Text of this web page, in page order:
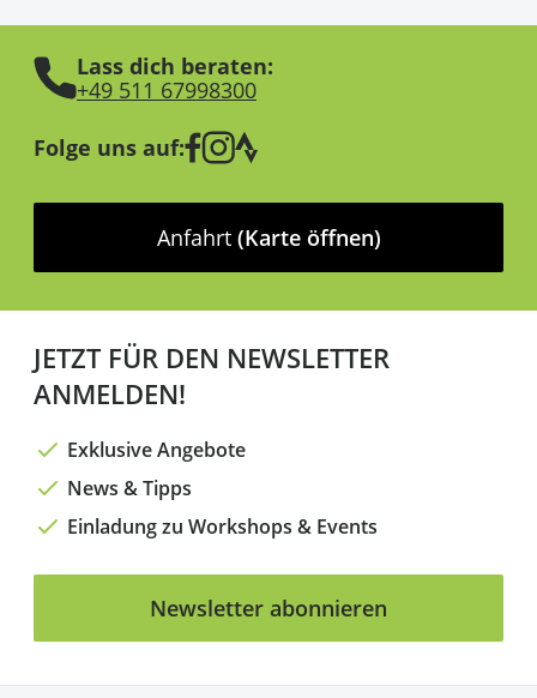
Lass dich beraten:
+49 511 67998300
Folge uns auf:
Anfahrt (Karte öffnen)
JETZT FÜR DEN NEWSLETTER
ANMELDEN!
Exklusive Angebote
News & Tipps
Einladung zu Workshops & Events
Newsletter abonnieren